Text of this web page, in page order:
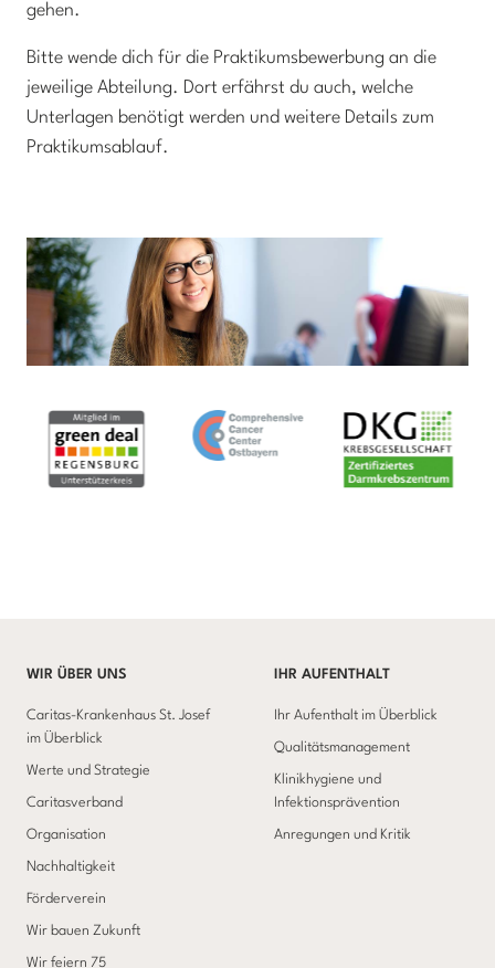
gehen.
Bitte wende dich für die Praktikumsbewerbung an die
jeweilige Abteilung. Dort erfährst du auch, welche
Unterlagen benötigt werden und weitere Details zum
Praktikumsablauf.
WIR ÜBER UNS
Caritas-Krankenhaus St. Josef
im Überblick
Werte und Strategie
Caritasverband
Organisation
Nachhaltigkeit
Förderverein
Wir bauen Zukunft
Wir feiern 75
IHR AUFENTHALT
Ihr Aufenthalt im Überblick
Qualitätsmanagement
Klinikhygiene und
Infektionsprävention
Anregungen und Kritik